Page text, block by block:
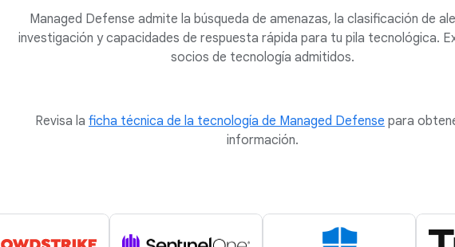
Managed Defense admite la búsqueda de amenazas, la clasificación de
investigación y capacidades de respuesta rápida para tu pila tecnológica.
socios de tecnología admitidos.
Revisa la ficha técnica de la tecnología de Managed Defense para
información.